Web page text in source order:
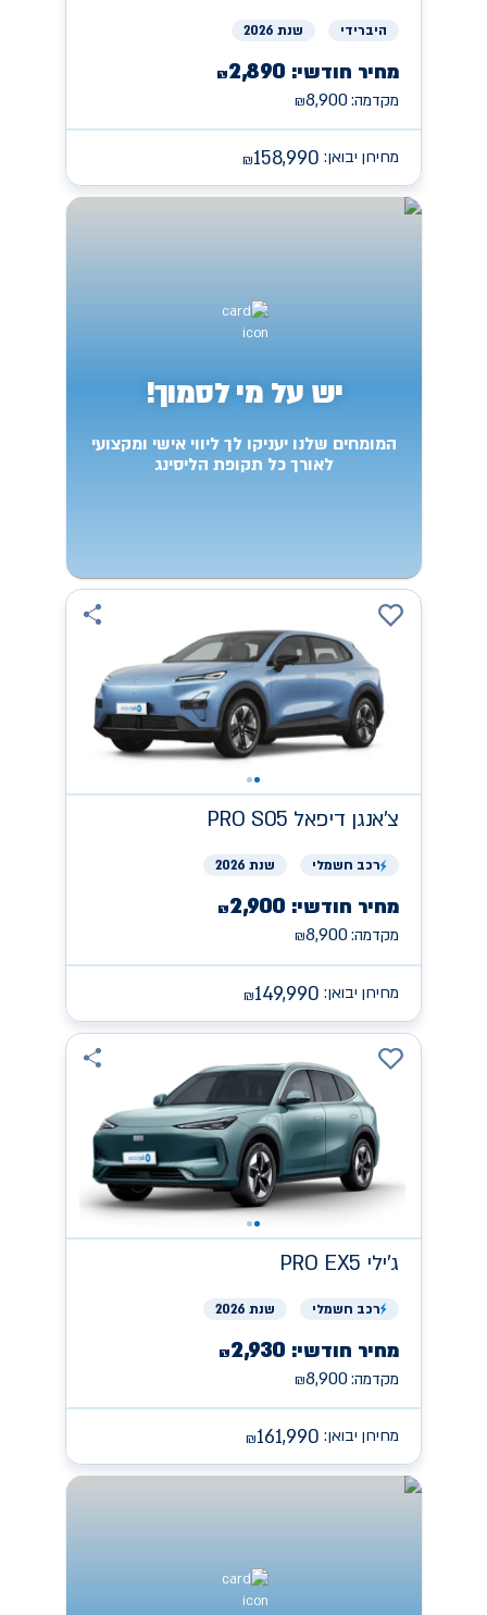
היברידי שנת 2026
מחיר חודשי: ₪2,890
מקדמה: ₪8,900
מחירון יבואן: ₪158,990
יש על מי לסמוך!
המומחים שלנו יעניקו לך ליווי אישי ומקצועי
לאורך כל תקופת הליסינג
צ'אנגן PRO S05 דיפאל
רכב חשמלי שנת 2026
מחיר חודשי: ₪2,900
מקדמה: ₪8,900
מחירון יבואן: ₪149,990
ג'ילי PRO EX5
רכב חשמלי שנת 2026
מחיר חודשי: ₪2,930
מקדמה: ₪8,900
מחירון יבואן: ₪161,990